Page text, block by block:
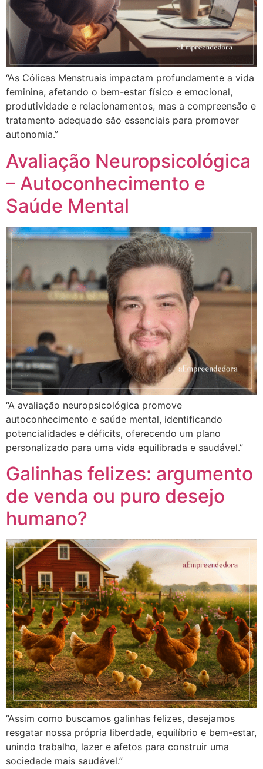
“As Cólicas Menstruais impactam profundamente a vida
feminina, afetando o bem-estar físico e emocional,
produtividade e relacionamentos, mas a compreensão e
tratamento adequado são essenciais para promover
autonomia.”
Avaliação Neuropsicológica
– Autoconhecimento e
Saúde Mental
“A avaliação neuropsicológica promove
autoconhecimento e saúde mental, identificando
potencialidades e déficits, oferecendo um plano
personalizado para uma vida equilibrada e saudável.”
Galinhas felizes: argumento
de venda ou puro desejo
humano?
“Assim como buscamos galinhas felizes, desejamos
resgatar nossa própria liberdade, equilíbrio e bem-estar,
unindo trabalho, lazer e afetos para construir uma
sociedade mais saudável.”